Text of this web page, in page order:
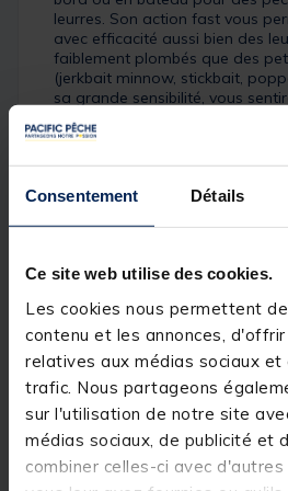
Consentement Détails
Ce site web utilise des cookies.
Les cookies nous permettent
contenu et les annonces,
relatives aux médias sociaux et
trafic. Nous partageons
sur l'utilisation de notre site
médias sociaux, de publicité et
combiner celles-ci avec
leurres. Son action fast vous
avec efficacité aussi bien des
faiblement plombés que des
(jerkbait minnow, stickbait,
sa grande sensibilité, vous
touche.
Détails
MAJOR CRAFT a créé cette
pour permettre à un grand
plombée / en texan / en carolina
stickbait / au poisson nageur /
possèdent une finition sobre et
tendance, noire vernie sur le
apparent matte sur le scion.
composants utilisés, de la
des actions, de la qualité de la
dites qu’il y a une erreur sur le
prenez une CEANA en main.
Caractéristiques :